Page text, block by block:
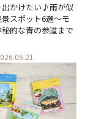
出かけたい♪雨が似
スポット6選～モ
的な青の参道まで